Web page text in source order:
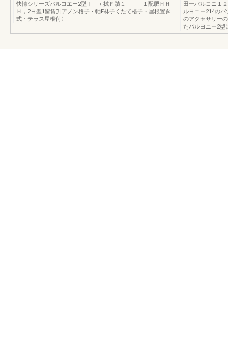
快情シリーズパルヨエー2型︱︲︲拭Ｆ蹟１ １配肥ＨＨ
Ｈ，2ヨ聖1留賃升アノン格子・軸F林子くたて格子・屋根置き
式・テラス屋根付〉
田一バルコニ１
ルヨニー214の
のアクセサリー
たバルヨニー2型